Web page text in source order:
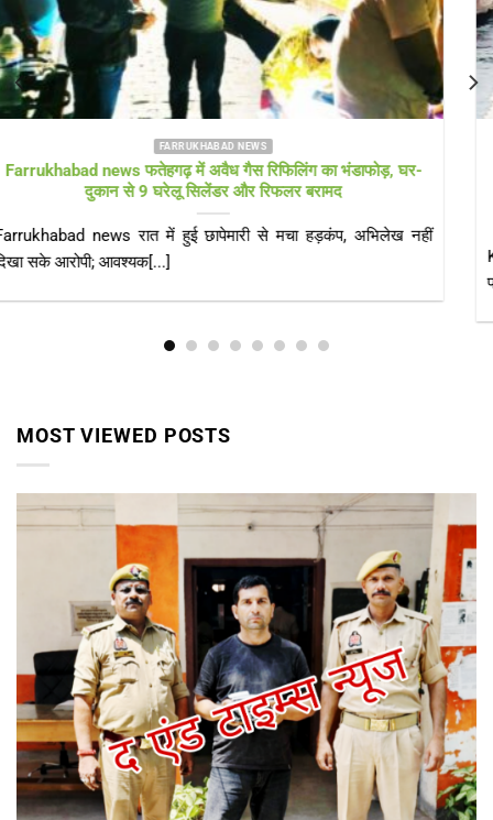
FARRUKHABAD NEWS KAIMGANJ NEWS
KAIMGANJ NEWS प्रधानमंत्री आवास योजना पर उठे सवाल! कच्चे
टीनशेड में गुजर रही जिंदगी, कई बार गुहार के बाद भी नहीं मिला गरीबों को
पक्का आशियाना
KAIMGANJ NEWS कायमगंज, फर्रुखाबाद। केंद्र सरकार की महत्वाकांक्षी
MOST VIEWED POSTS